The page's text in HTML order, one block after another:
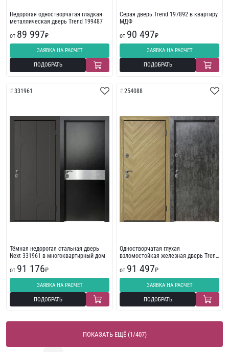
Недорогая одностворчатая гладкая
металлическая дверь Trend 199487
от 89 997₽
ЗАЯВКА НА РАСЧЕТ
ПОДОБРАТЬ
Серая дверь Trend 197892 в квартиру
МДФ
от 90 497₽
ЗАЯВКА НА РАСЧЕТ
ПОДОБРАТЬ
331961
Тёмная недорогая стальная дверь
Next 331961 в многоквартирный дом
от 91 176₽
ЗАЯВКА НА РАСЧЕТ
ПОДОБРАТЬ
254088
Одностворчатая глухая
взломостойкая железная дверь Trend
от 91 497₽
ЗАЯВКА НА РАСЧЕТ
ПОДОБРАТЬ
ПОКАЗАТЬ ЕЩЁ (1/407)